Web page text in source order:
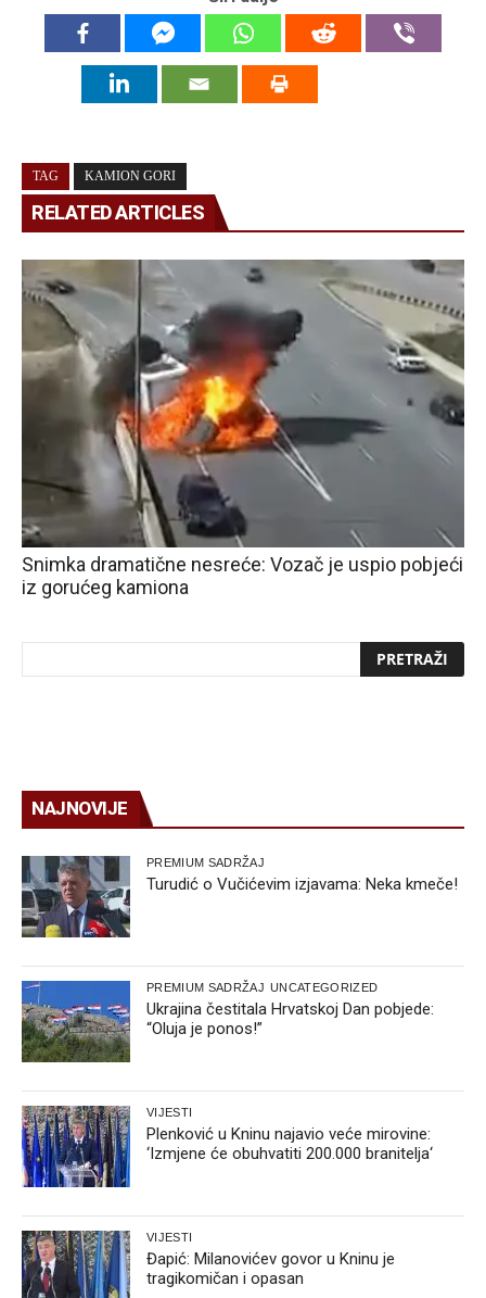
TAG KAMION GORI
RELATED ARTICLES
Snimka dramatične nesreće: Vozač je uspio pobjeći
iz gorućeg kamiona
NAJNOVIJE
PREMIUM SADRŽAJ
Turudić o Vučićevim izjavama: Neka kmeče!
PREMIUM SADRŽAJ UNCATEGORIZED
Ukrajina čestitala Hrvatskoj Dan pobjede:
“Oluja je ponos!”
VIJESTI
Plenković u Kninu najavio veće mirovine:
‘Izmjene će obuhvatiti 200.000 branitelja‘
VIJESTI
Đapić: Milanovićev govor u Kninu je
tragikomičan i opasan